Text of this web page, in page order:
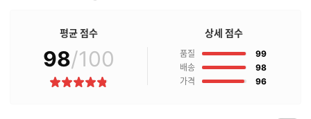
매
후
기
평균 점수
98/100
별
상세 점수
품질 99점
배송
98점
가격
96점